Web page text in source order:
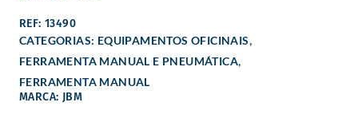
REF: 13490
CATEGORIAS: EQUIPAMENTOS OFICINAIS,
FERRAMENTA MANUAL E PNEUMÁTICA,
FERRAMENTA MANUAL
MARCA: JBM